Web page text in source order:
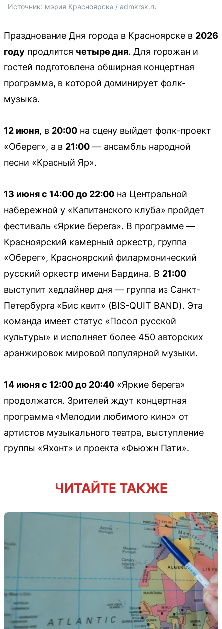
Источник: мэрия Красноярска / admkrsk.ru
Празднование Дня города в Красноярске в 2026
году продлится четыре дня. Для горожан и
гостей подготовлена обширная концертная
программа, в которой доминирует фолк-
музыка.
12 июня, в 20:00 на сцену выйдет фолк-проект
«Оберег», а в 21:00 — ансамбль народной
песни «Красный Яр».
13 июня с 14:00 до 22:00 на Центральной
набережной у «Капитанского клуба» пройдет
фестиваль «Яркие берега». В программе —
Красноярский камерный оркестр, группа
«Оберег», Красноярский филармонический
русский оркестр имени Бардина. В 21:00
выступит хедлайнер дня — группа из Санкт-
Петербурга «Бис квит» (BIS-QUIT BAND). Эта
команда имеет статус «Посол русской
культуры» и исполняет более 450 авторских
аранжировок мировой популярной музыки.
14 июня с 12:00 до 20:40 «Яркие берега»
продолжатся. Зрителей ждут концертная
программа «Мелодии любимого кино» от
артистов музыкального театра, выступление
группы «Яхонт» и проекта «Фьюжн Пати».
ЧИТАЙТЕ ТАКЖЕ